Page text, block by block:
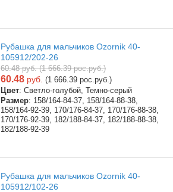
Рубашка для мальчиков Ozornik 40-
105912/202-26
60.48 руб. (1 666.39 рос.руб.)
60.48 руб. (1 666.39 рос.руб.)
Цвет: Светло-голубой, Темно-серый
Размер: 158/164-84-37, 158/164-88-38,
158/164-92-39, 170/176-84-37, 170/176-88-38,
170/176-92-39, 182/188-84-37, 182/188-88-38,
182/188-92-39
Рубашка для мальчиков Ozornik 40-
105912/102-26